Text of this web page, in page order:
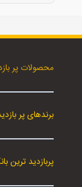
محصولات پر
برندهای پر
پربازدید ترین